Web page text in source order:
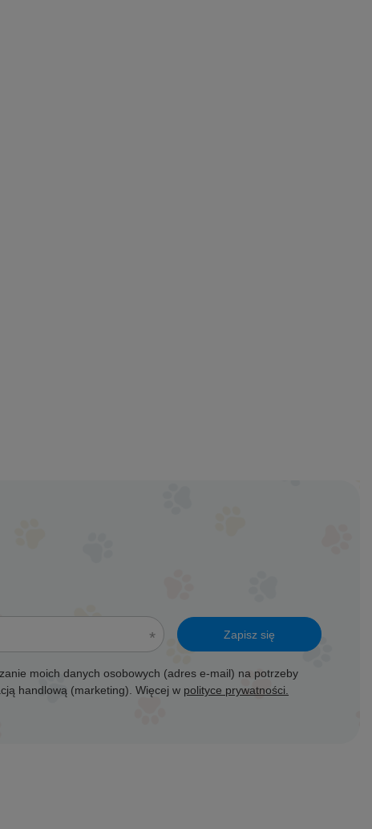
moich danych osobowych (adres e-mail) na potrzeby
handlową (marketing). Więcej w polityce prywatności.
Zapisz się